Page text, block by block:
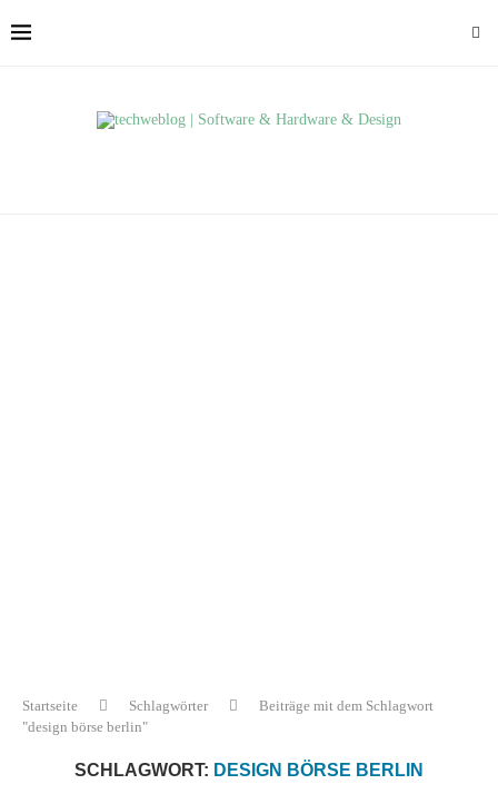
Startseite Schlagwörter
Beiträge mit dem Schlagwort
"design börse berlin"
SCHLAGWORT: DESIGN BÖRSE BERLIN